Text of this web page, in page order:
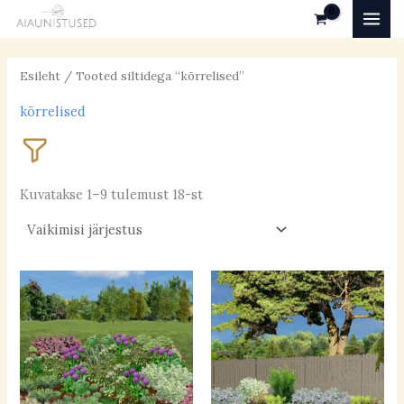
to
content
Esileht / Tooted siltidega “kõrrelised”
kõrrelised
päikeseline(36)
poolvarjuline(27)
varjuline(5)
Kuvatakse 1–9 tulemust 18-st